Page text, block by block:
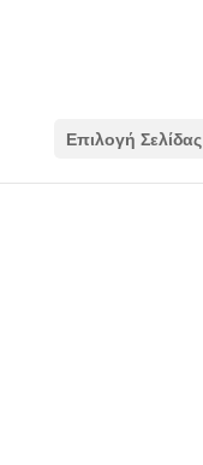
Επιλογή Σελίδας